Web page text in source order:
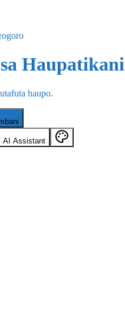
Haupatikani
haupo.
AI Assistant